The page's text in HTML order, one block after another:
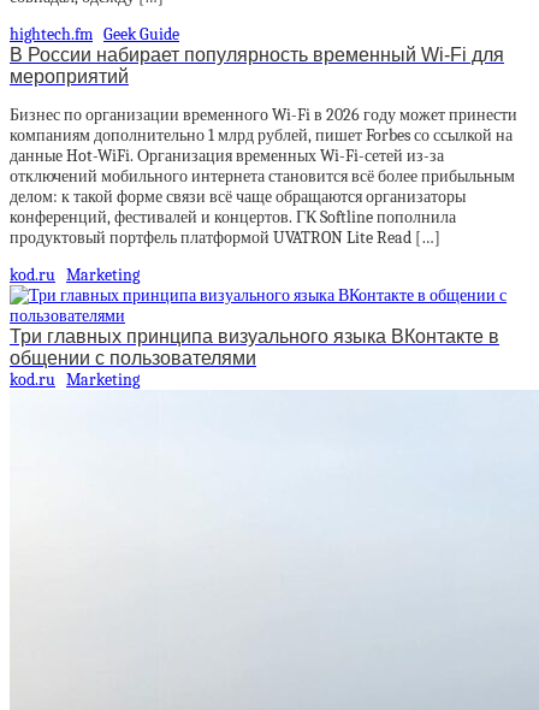
hightech.fm Geek Guide
В России набирает популярность временный Wi-Fi для
мероприятий
Бизнес по организации временного Wi-Fi в 2026 году может принести
компаниям дополнительно 1 млрд рублей, пишет Forbes со ссылкой на
данные Hot-WiFi. Организация временных Wi-Fi-сетей из-за
отключений мобильного интернета становится всё более прибыльным
делом: к такой форме связи всё чаще обращаются организаторы
конференций, фестивалей и концертов. ГК Softline пополнила
продуктовый портфель платформой UVATRON Lite Read […]
kod.ru Marketing
Три главных принципа визуального языка ВКонтакте в
общении с пользователями
kod.ru Marketing